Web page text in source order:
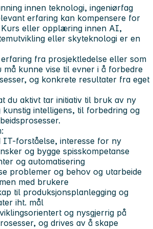
innen teknologi, ingeniørfag
erfaring kan kompensere for
eller opplæring innen AI,
eller skyteknologi er en
fra prosjektledelse eller som
må kunne vise til evner i å forbedre
og konkrete resultater fra eget
du aktivt tar initiativ til bruk av ny
intelligens, til forbedring og
forståelse, interesse for ny
og bygge spisskompetanse
og automatisering
problemer og behov og utarbeide
med brukere
til produksjonsplanlegging og
iht. mål
og nysgjerrig på
og drives av å skape